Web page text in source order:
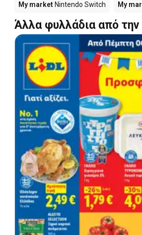
My market Nintendo Switch My
Άλλα φυλλάδια από την